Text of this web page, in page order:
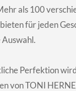
als 100
für jeden
Perfektion
von TONI